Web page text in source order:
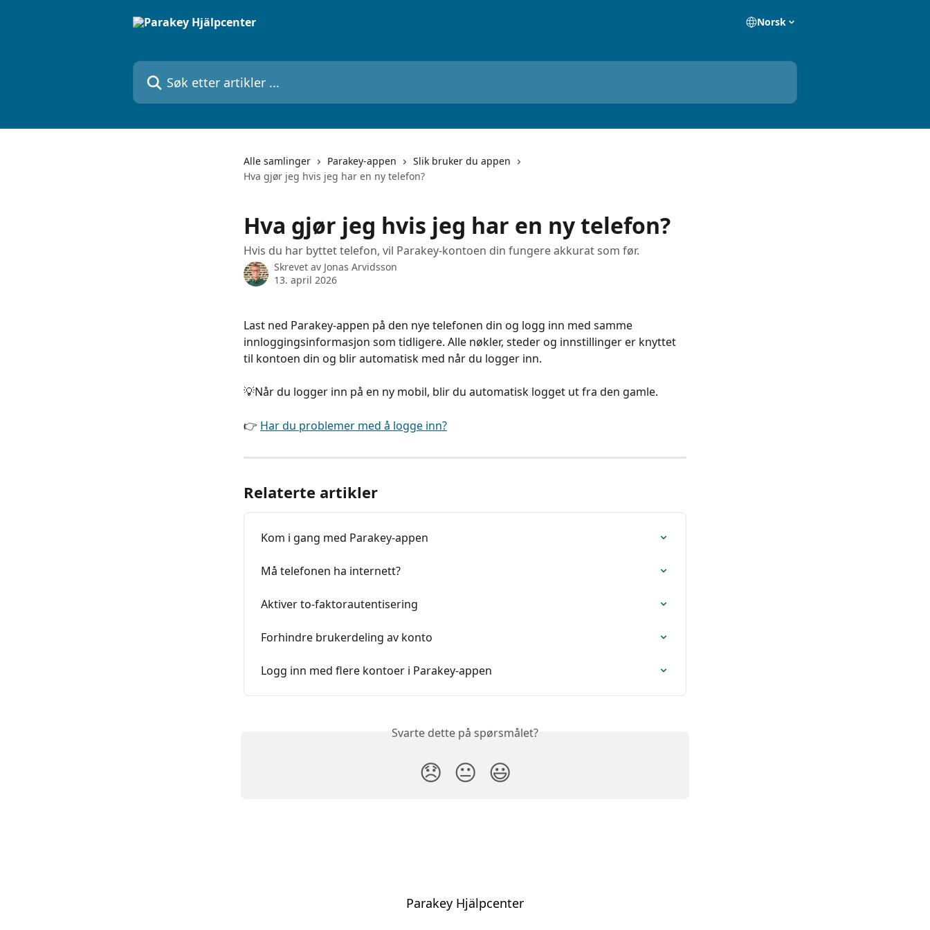
Norsk
Søk etter artikler ...
Alle samlinger Parakey-appen
Slik bruker du appen
Hva gjør jeg hvis jeg har en ny telefon?
Hva gjør jeg hvis jeg har en ny telefon?
Hvis du har byttet telefon, vil Parakey-kontoen din fungere akkurat som før.
Skrevet av Jonas Arvidsson
13. april 2026
Last ned Parakey-appen på den nye telefonen din og logg inn med samme
innloggingsinformasjon som tidligere. Alle nøkler, steder og innstillinger er knyttet
til kontoen din og blir automatisk med når du logger inn.
💡Når du logger inn på en ny mobil, blir du automatisk logget ut fra den gamle.
👉 Har du problemer med å logge inn?
Relaterte artikler
Kom i gang med Parakey-appen
Må telefonen ha internett?
Aktiver to-faktorautentisering
Forhindre brukerdeling av konto
Logg inn med flere kontoer i Parakey-appen
Svarte dette på spørsmålet?
😞 😐 😃
Parakey Hjälpcenter